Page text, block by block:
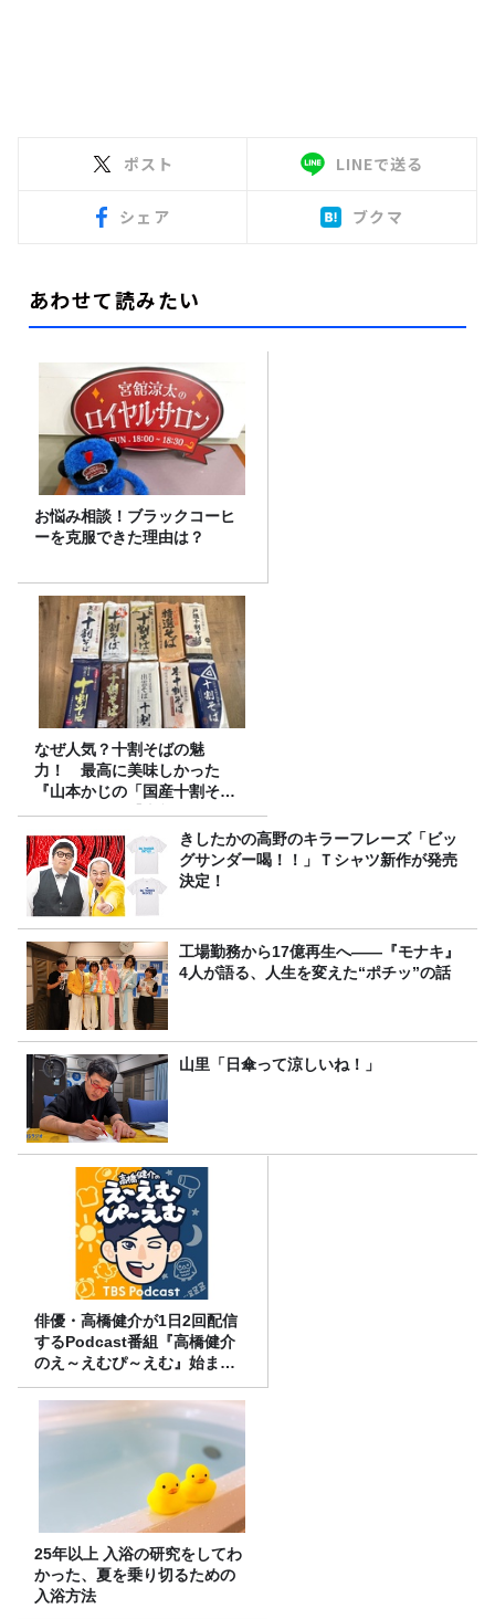
ポスト LINEで送る
シェア ブクマ
あわせて読みたい
お悩み相談！ブラックコーヒ
ーを克服できた理由は？
なぜ人気？十割そばの魅
力！ 最高に美味しかった
『山本かじの「国産十割そ
ば」』とは？【十割そば10種
食べ比べ】
きしたかの高野のキラーフレーズ「ビッ
グサンダー喝！！」Ｔシャツ新作が発売
決定！
工場勤務から17億再生へ——『モナキ』
4人が語る、人生を変えた“ポチッ”の話
山里「日傘って涼しいね！」
俳優・高橋健介が1日2回配信
するPodcast番組『高橋健介
のえ～えむぴ～えむ』始まり
ます
25年以上 入浴の研究をしてわ
かった、夏を乗り切るための
入浴方法